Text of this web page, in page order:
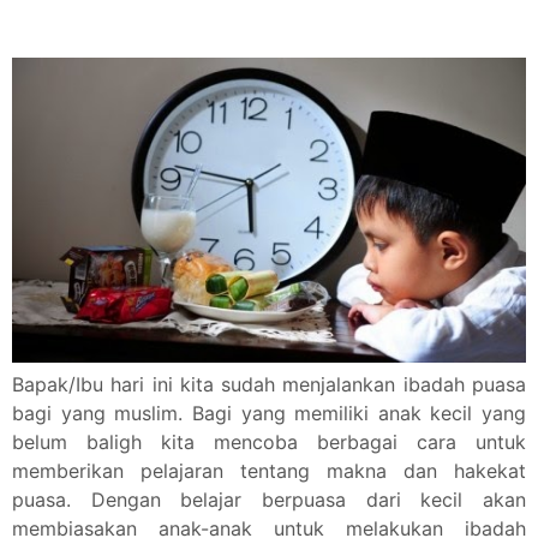
Bapak/Ibu hari ini kita sudah menjalankan ibadah puasa
bagi yang muslim. Bagi yang memiliki anak kecil yang
belum baligh kita mencoba berbagai cara untuk
memberikan pelajaran tentang makna dan hakekat
puasa. Dengan belajar berpuasa dari kecil akan
membiasakan anak-anak untuk melakukan ibadah